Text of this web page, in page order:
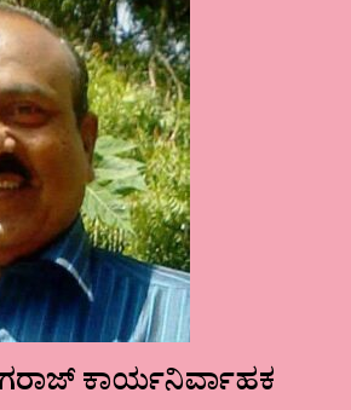
ಕಾರ್ಯನಿರ್ವಾಹಕ